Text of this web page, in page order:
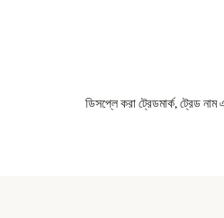
ডিসপ্লে করা ট্রেডমার্ক, ট্রেড